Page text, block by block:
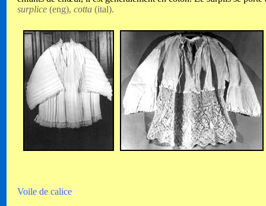
surplice (eng), cotta (ital).
Voile de calice